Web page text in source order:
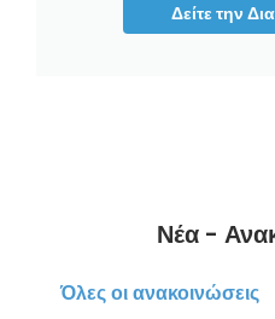
Δείτε την
Νέα -
Όλες οι ανακοινώσεις